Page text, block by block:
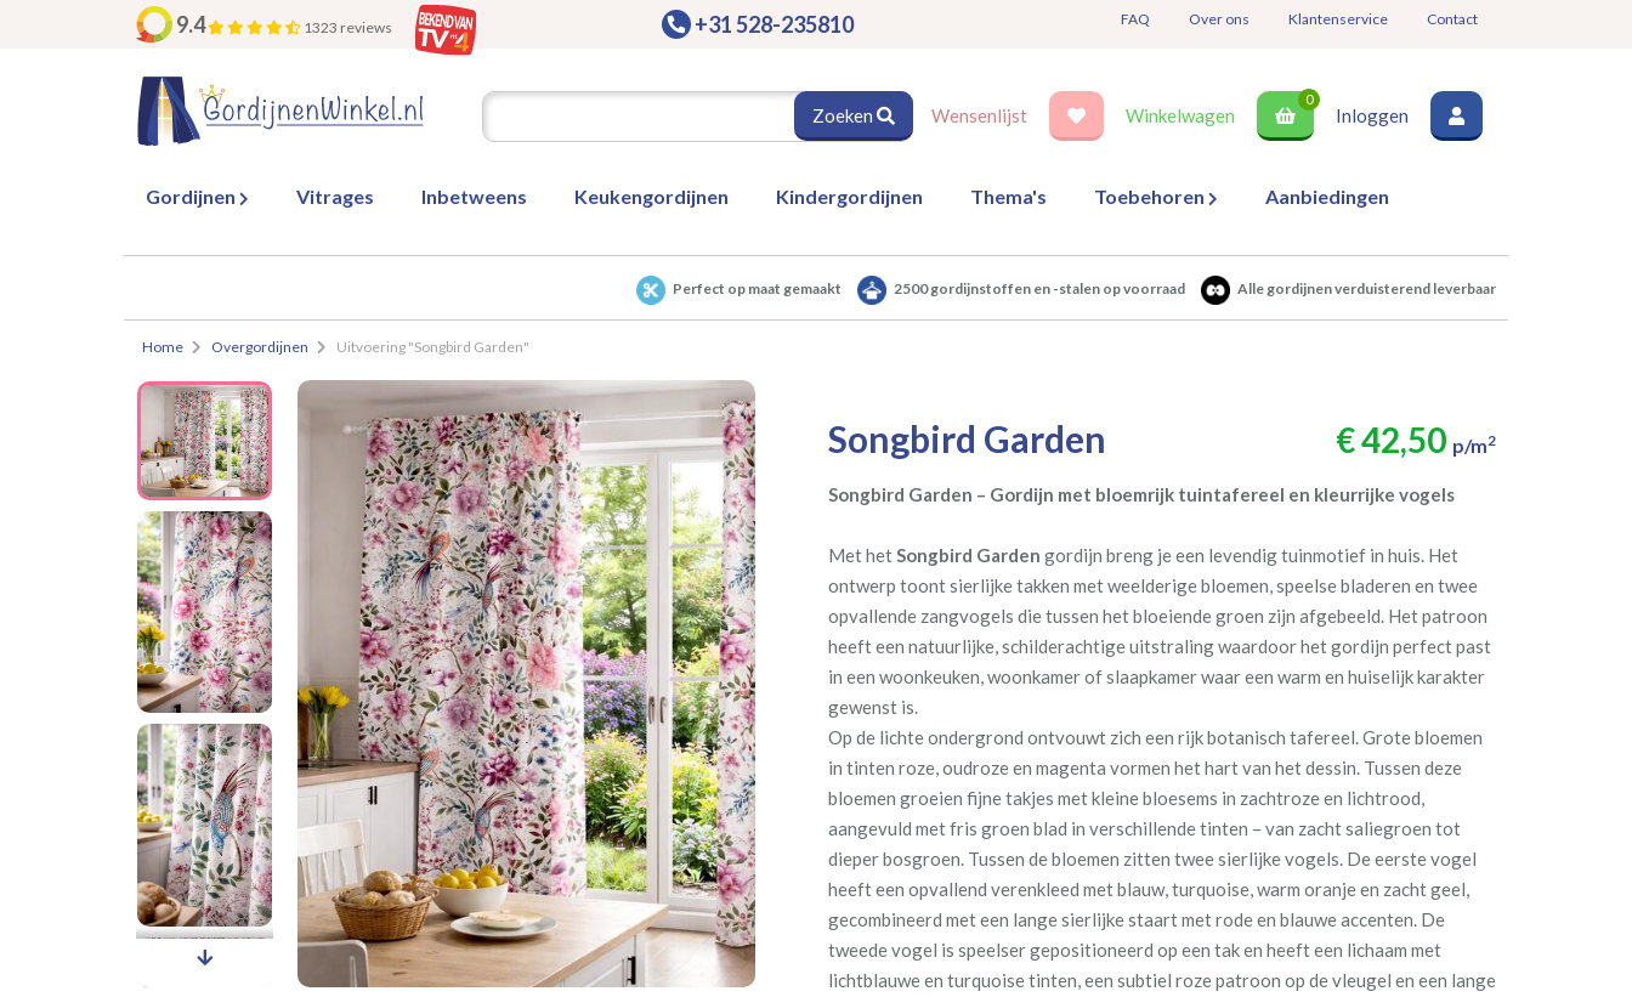
9.4 1323 reviews +31 528-235810 FAQ Over ons Klantenservice Contact
Zoeken Wensenlijst Winkelwagen
0
Inloggen
Gordijnen Vitrages Inbetweens Keukengordijnen Kindergordijnen Thema's Toebehoren Aanbiedingen
Perfect op maat gemaakt 2500 gordijnstoffen en -stalen op voorraad Alle gordijnen verduisterend leverbaar
Home Overgordijnen Uitvoering "Songbird Garden"
Songbird Garden € 42,50 p/m2
Songbird Garden – Gordijn met bloemrijk tuintafereel en kleurrijke vogels
Met hetSongbird Garden gordijn breng je een levendig tuinmotief in huis. Het
ontwerp toont sierlijke takken met weelderige bloemen, speelse bladeren en twee
opvallende zangvogels die tussen het bloeiende groen zijn afgebeeld. Het patroon
heeft een natuurlijke, schilderachtige uitstraling waardoor het gordijn perfect past
in een woonkeuken, woonkamer of slaapkamer waar een warm en huiselijk karakter
gewenst is.
Op de lichte ondergrond ontvouwt zich een rijk botanisch tafereel. Grote bloemen
in tinten roze, oudroze en magenta vormen het hart van het dessin. Tussen deze
bloemen groeien fijne takjes met kleine bloesems in zachtroze en lichtrood,
aangevuld met fris groen blad in verschillende tinten – van zacht saliegroen tot
dieper bosgroen. Tussen de bloemen zitten twee sierlijke vogels. De eerste vogel
heeft een opvallend verenkleed met blauw, turquoise, warm oranje en zacht geel,
gecombineerd met een lange sierlijke staart met rode en blauwe accenten. De
tweede vogel is speelser gepositioneerd op een tak en heeft een lichaam met
lichtblauwe en turquoise tinten, een subtiel roze patroon op de vleugel en een lange